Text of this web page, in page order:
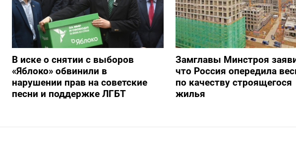
В иске о снятии с выборов
«Яблоко» обвинили в
нарушении прав на советские
песни и поддержке ЛГБТ
Замглавы Минстроя
что Россия опередила
по качеству строящегося
жилья